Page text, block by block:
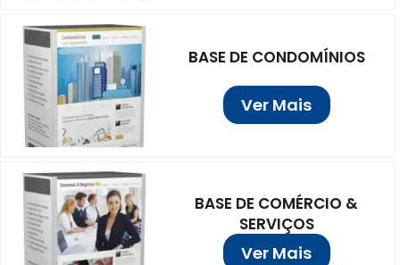
BASE DE CONDOMÍNIOS
Ver Mais
BASE DE COMÉRCIO &
SERVIÇOS
Ver Mais